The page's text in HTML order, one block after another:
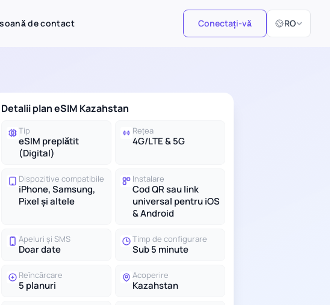
de contact Conectați-vă RO
Selectați
Detalii plan eSIM Kazahstan
Tip
eSIM preplătit
(Digital)
Rețea
4G/LTE & 5G
Dispozitive compatibile
iPhone, Samsung,
Pixel și altele
Instalare
Cod QR sau link
universal pentru iOS
& Android
Apeluri și SMS
Doar date
Timp de configurare
Sub 5 minute
Reîncărcare
5 planuri
Acoperire
Kazahstan